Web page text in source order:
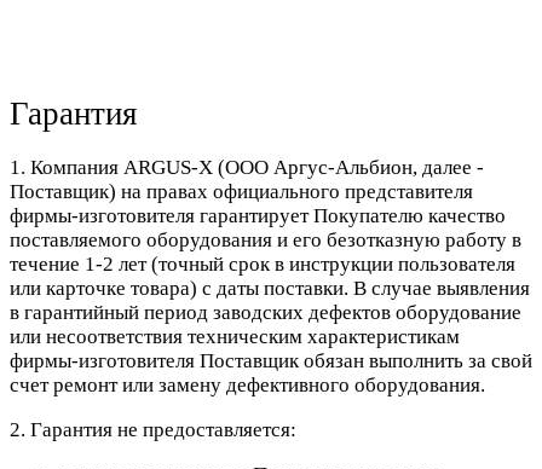
Гарантия
1. Компания ARGUS-X (ООО Аргус-Альбион, далее -
Поставщик) на правах официального представителя
фирмы-изготовителя гарантирует Покупателю качество
поставляемого оборудования и его безотказную работу в
течение 1-2 лет (точный срок в инструкции пользователя
или карточке товара) с даты поставки. В случае выявления
в гарантийный период заводских дефектов оборудование
или несоответствия техническим характеристикам
фирмы-изготовителя Поставщик обязан выполнить за свой
счет ремонт или замену дефективного оборудования.
2. Гарантия не предоставляется: